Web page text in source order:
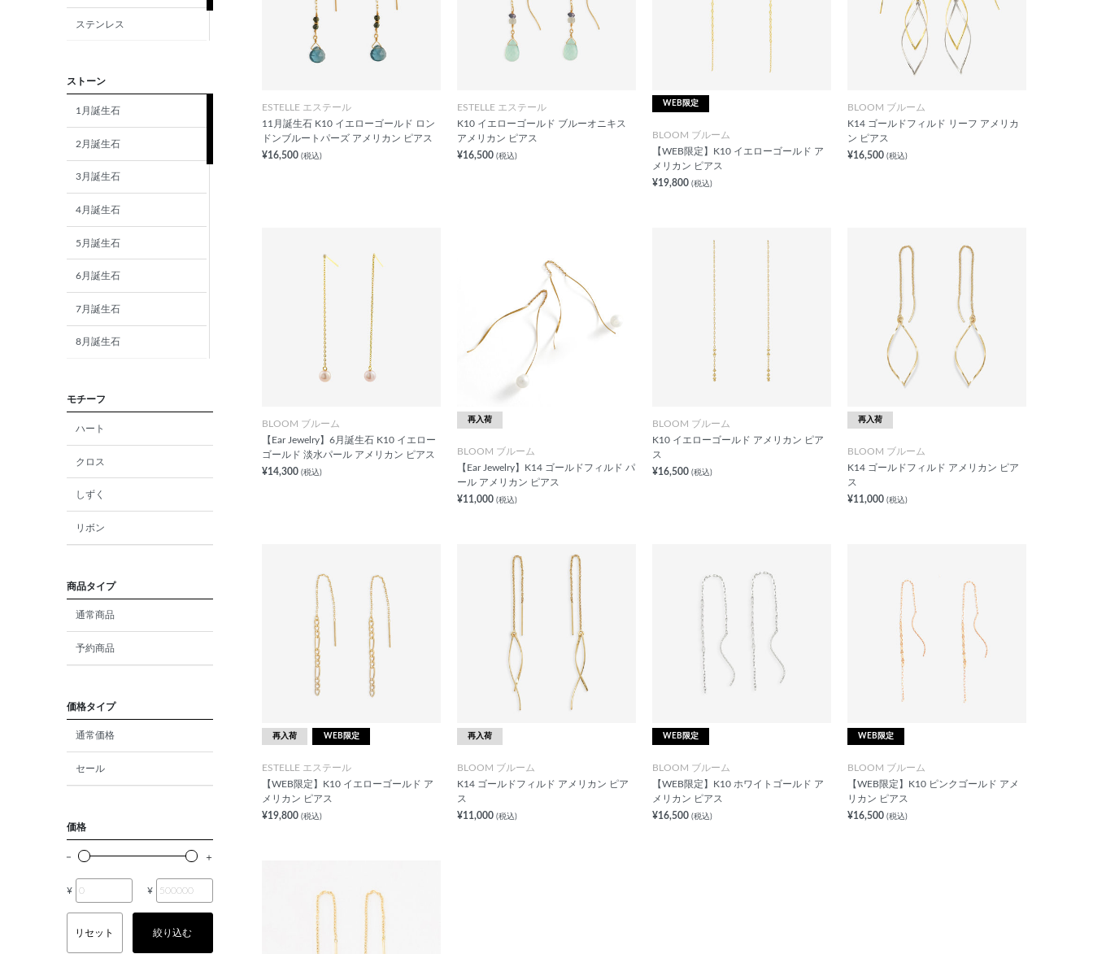
ステンレス
ストーン
1月誕生石
2月誕生石
3月誕生石
4月誕生石
5月誕生石
6月誕生石
7月誕生石
8月誕生石
エメラルド
パール
ムーンストーン
トルマリン
オパール
モチーフ
ハート
クロス
しずく
リボン
商品タイプ
通常商品
予約商品
価格タイプ
通常価格
セール
価格
¥ ¥
リセット 絞り込む
ESTELLE エステール
11月誕生石 K10 イエローゴールド ロン
ドンブルートパーズ アメリカン ピアス
¥16,500 (税込)
ESTELLE エステール
K10 イエローゴールド ブルーオニキス
アメリカン ピアス
¥16,500 (税込)
WEB限定
BLOOM ブルーム
【WEB限定】K10 イエローゴールド ア
メリカン ピアス
¥19,800 (税込)
BLOOM ブルーム
K14 ゴールドフィルド リーフ アメリカ
ン ピアス
¥16,500 (税込)
BLOOM ブルーム
【Ear Jewelry】6月誕生石 K10 イエロー
ゴールド 淡水パール アメリカン ピアス
¥14,300 (税込)
再入荷
BLOOM ブルーム
【Ear Jewelry】K14 ゴールドフィルド パ
ール アメリカン ピアス
¥11,000 (税込)
BLOOM ブルーム
K10 イエローゴールド アメリカン ピア
ス
¥16,500 (税込)
再入荷
BLOOM ブルーム
K14 ゴールドフィルド アメリカン ピア
ス
¥11,000 (税込)
再入荷 WEB限定
ESTELLE エステール
【WEB限定】K10 イエローゴールド ア
メリカン ピアス
¥19,800 (税込)
再入荷
BLOOM ブルーム
K14 ゴールドフィルド アメリカン ピア
ス
¥11,000 (税込)
WEB限定
BLOOM ブルーム
【WEB限定】K10 ホワイトゴールド ア
メリカン ピアス
¥16,500 (税込)
WEB限定
BLOOM ブルーム
【WEB限定】K10 ピンクゴールド アメ
リカン ピアス
¥16,500 (税込)